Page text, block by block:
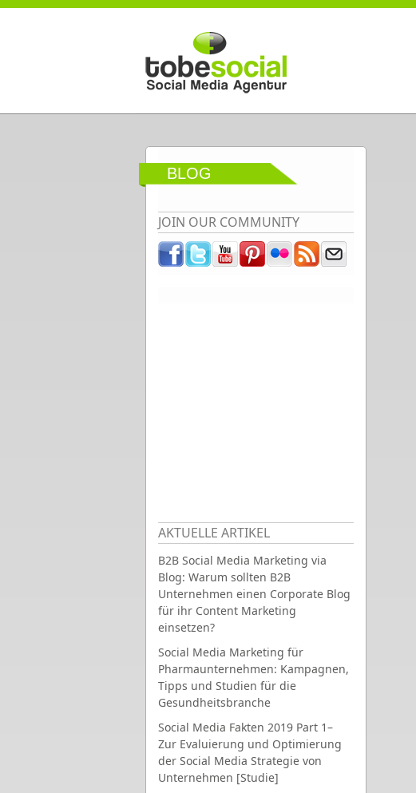
Direkt zum Inhalt
BLOG
JOIN OUR COMMUNITY
AKTUELLE ARTIKEL
B2B Social Media Marketing via
Blog: Warum sollten B2B
Unternehmen einen Corporate Blog
für ihr Content Marketing
einsetzen?
Social Media Marketing für
Pharmaunternehmen: Kampagnen,
Tipps und Studien für die
Gesundheitsbranche
Social Media Fakten 2019 Part 1–
Zur Evaluierung und Optimierung
der Social Media Strategie von
Unternehmen [Studie]